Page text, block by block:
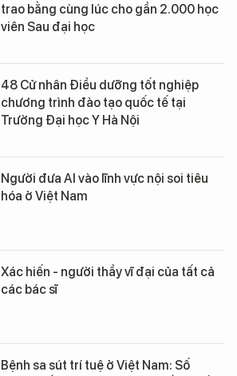
trao bằng cùng lúc cho gần 2.000 học
viên Sau đại học
48 Cử nhân Điều dưỡng tốt nghiệp
chương trình đào tạo quốc tế tại
Trường Đại học Y Hà Nội
Người đưa AI vào lĩnh vực nội soi tiêu
hóa ở Việt Nam
Xác hiến - người thầy vĩ đại của tất cả
các bác sĩ
Bệnh sa sút trí tuệ ở Việt Nam: Số